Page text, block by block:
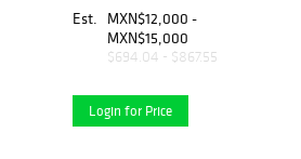
Est.
MXN$12,000 -
MXN$15,000
$694.04 - $867.55
Login for Price